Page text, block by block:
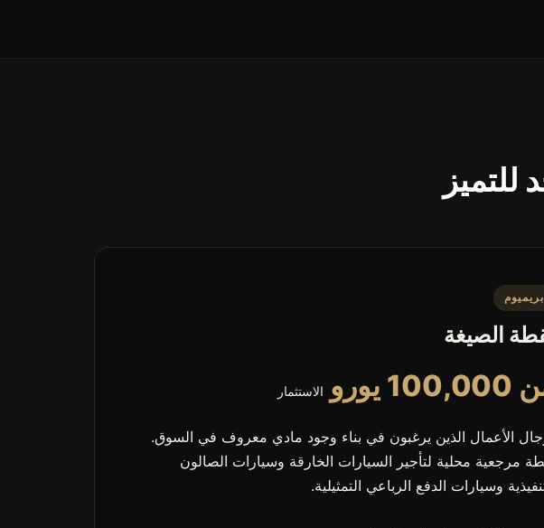
للتميز
بريميوم
الصيغة
يورو الاستثمار
الأعمال الذين يرغبون في بناء وجود مادي معروف في السوق.
مرجعية محلية لتأجير السيارات الخارقة وسيارات الصالون
وسيارات الدفع الرباعي التمثيلية.